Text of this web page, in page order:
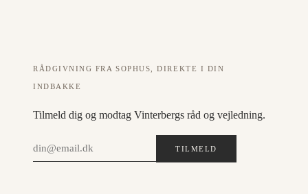
RÅDGIVNING FRA SOPHUS, DIREKTE I DIN
INDBAKKE
Tilmeld dig og modtag Vinterbergs råd og vejledning.
TILMELD